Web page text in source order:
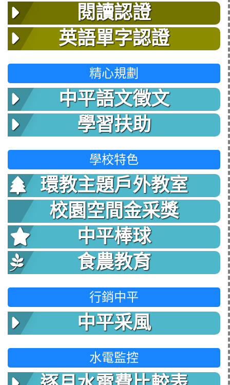
閱讀認證
英語單字認證
精心規劃
中平語文徵文
學習扶助
學校特色
環教主題戶外教室
校園空間金采獎
中平棒球
食農教育
行銷中平
中平采風
水電監控